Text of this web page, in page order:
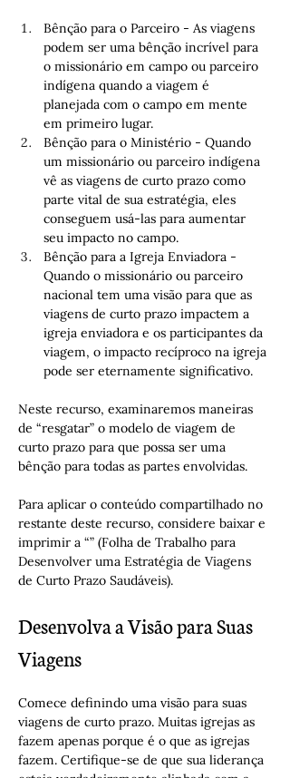
Bênção para o Parceiro - As viagens
podem ser uma bênção incrível para
o missionário em campo ou parceiro
indígena quando a viagem é
planejada com o campo em mente
em primeiro lugar.
Bênção para o Ministério - Quando
um missionário ou parceiro indígena
vê as viagens de curto prazo como
parte vital de sua estratégia, eles
conseguem usá-las para aumentar
seu impacto no campo.
Bênção para a Igreja Enviadora -
Quando o missionário ou parceiro
nacional tem uma visão para que as
viagens de curto prazo impactem a
igreja enviadora e os participantes da
viagem, o impacto recíproco na igreja
pode ser eternamente significativo.
Neste recurso, examinaremos maneiras
de “resgatar” o modelo de viagem de
curto prazo para que possa ser uma
bênção para todas as partes envolvidas.
Para aplicar o conteúdo compartilhado no
restante deste recurso, considere baixar e
imprimir a “” (Folha de Trabalho para
Desenvolver uma Estratégia de Viagens
de Curto Prazo Saudáveis).
Desenvolva a Visão para Suas
Viagens
Comece definindo uma visão para suas
viagens de curto prazo. Muitas igrejas as
fazem apenas porque é o que as igrejas
fazem. Certifique-se de que sua liderança